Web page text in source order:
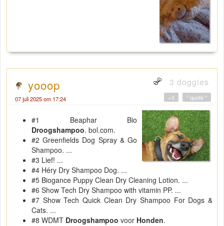
yooop 3 doggies
07 juli 2025 om 17:24 " quote "
+0
#1 Beaphar Bio
Droogshampoo. bol.com.
#2 Greenfields Dog Spray & Go
Shampoo. ...
#3 Lief! ...
#4 Héry Dry Shampoo Dog. ...
#5 Biogance Puppy Clean Dry Cleaning Lotion. ...
#6 Show Tech Dry Shampoo with vitamin PP. ...
#7 Show Tech Quick Clean Dry Shampoo For Dogs &
Cats. ...
#8 WDMT Droogshampoo voor Honden.